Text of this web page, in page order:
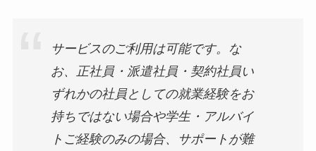
サービスのご利用は可能です。な
お、正社員・派遣社員・契約社員い
ずれかの社員としての就業経験をお
持ちではない場合や学生・アルバイ
トご経験のみの場合、サポートが難